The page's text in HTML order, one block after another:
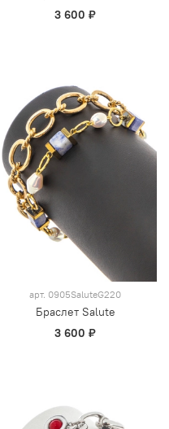
3 600 ₽
арт. 0905SaluteG220
Браслет Salute
3 600 ₽